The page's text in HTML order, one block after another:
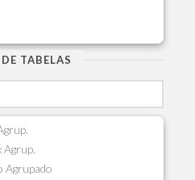
TABELAS
Agrup.
Agrupado